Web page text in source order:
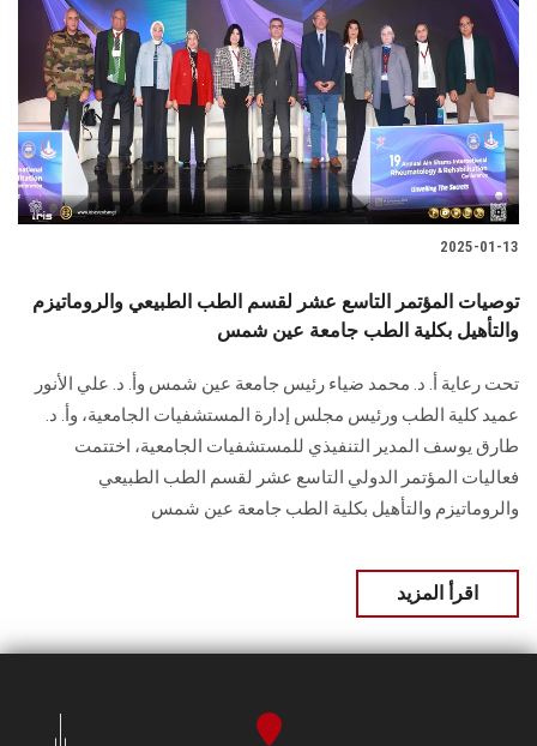
الطلاب
هيئة التدريس
الدراسات العليا
الخريجين
سجل الان
2025-01-13
توصيات المؤتمر التاسع عشر لقسم الطب الطبيعي والروماتيزم
والتأهيل بكلية الطب جامعة عين شمس
تحت رعاية أ. د. محمد ضياء رئيس جامعة عين شمس وأ. د. علي الأنور
عميد كلية الطب ورئيس مجلس إدارة المستشفيات الجامعية، وأ. د.
طارق يوسف المدير التنفيذي للمستشفيات الجامعية، اختتمت
فعاليات المؤتمر الدولي التاسع عشر لقسم الطب الطبيعي
والروماتيزم والتأهيل بكلية الطب جامعة عين شمس
اقرأ المزيد